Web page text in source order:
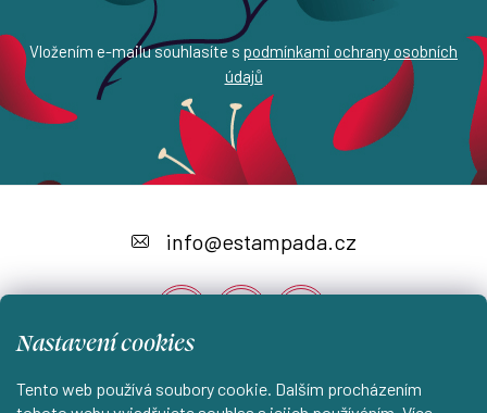
Nastavení cookies
Tento web používá soubory cookie. Dalším procházením
Vložením e-mailu souhlasíte s podmínkami ochrany osobních
údajů
p
a
Instagram
info@estampada.cz